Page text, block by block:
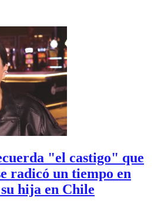
"el castigo" que
radicó un tiempo en
hija en Chile